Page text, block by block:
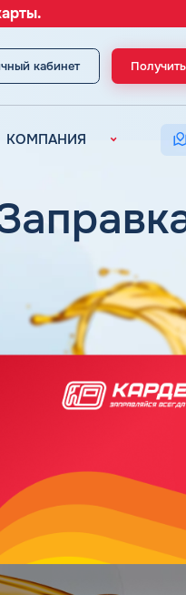
кабинет
КОМПАНИЯ